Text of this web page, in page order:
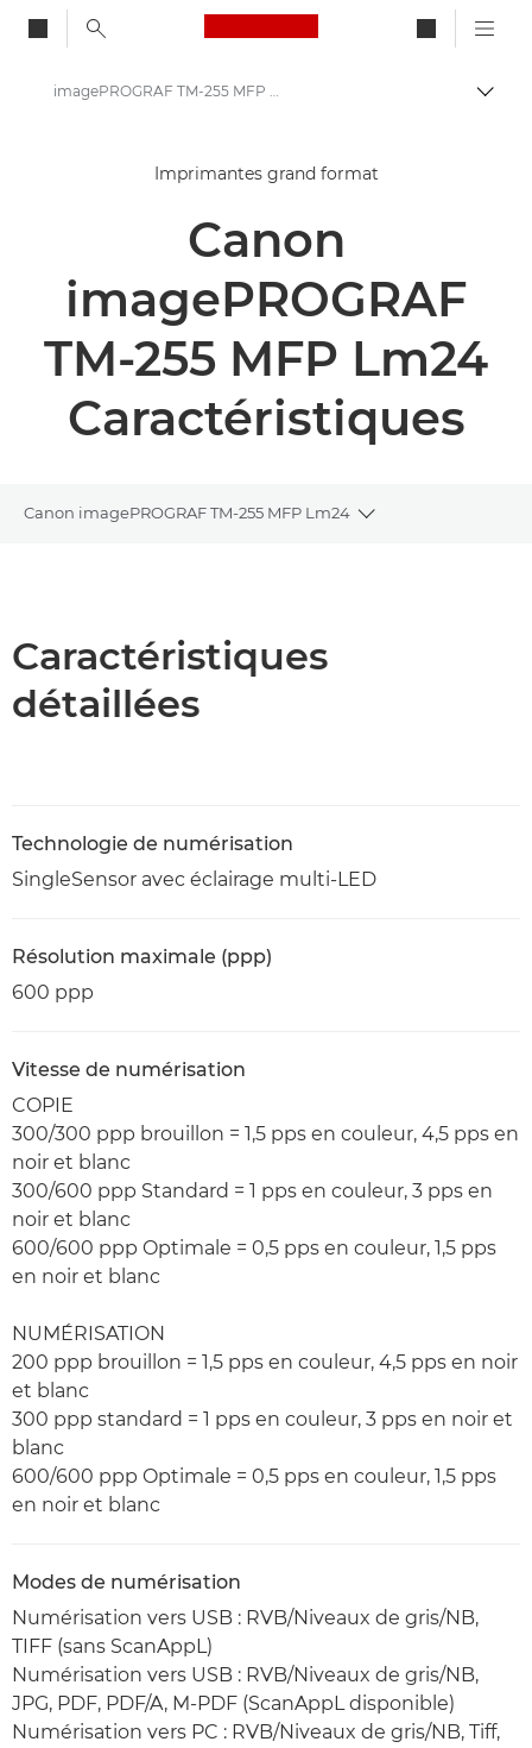
Canon Logo, back to
Solutions et services
Produits professionnels
imagePROGRAF TM-255 MFP Lm24 de Canon - Imprimantes grand format - Caractéristiques techniques
Imprimantes grand format
Canon
imagePROGRAF
TM-255 MFP Lm24
Caractéristiques
Canon imagePROGRAF TM-255 MFP Lm24
Toggle
Assistance
Caractéristiques
détaillées
Technologie de numérisation
SingleSensor avec éclairage multi-LED
Résolution maximale (ppp)
600 ppp
Vitesse de numérisation
COPIE
300/300 ppp brouillon = 1,5 pps en couleur, 4,5 pps en
noir et blanc
300/600 ppp Standard = 1 pps en couleur, 3 pps en
noir et blanc
600/600 ppp Optimale = 0,5 pps en couleur, 1,5 pps
en noir et blanc
NUMÉRISATION
200 ppp brouillon = 1,5 pps en couleur, 4,5 pps en noir
et blanc
300 ppp standard = 1 pps en couleur, 3 pps en noir et
blanc
600/600 ppp Optimale = 0,5 pps en couleur, 1,5 pps
en noir et blanc
Modes de numérisation
Numérisation vers USB : RVB/Niveaux de gris/NB,
TIFF (sans ScanAppL)
Numérisation vers USB : RVB/Niveaux de gris/NB,
JPG, PDF, PDF/A, M-PDF (ScanAppL disponible)
Numérisation vers PC : RVB/Niveaux de gris/NB, Tiff,